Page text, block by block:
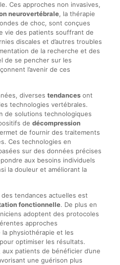
Ces approches non invasives,
neurovertébrale, la thérapie
de choc, sont conçues
vie des patients souffrant de
discales et d’autres troubles
de la recherche et des
de se pencher sur les
l’avenir de ces
diverses tendancesont
technologies vertébrales.
de solutions technologiques
de décompression
de fournir des traitements
Ces technologies en
sur des données précises
aux besoins individuels
la douleur et améliorant la
tendances actuelles est
fonctionnelle. De plus en
adoptent des protocoles
approches
physiothérapie et les
optimiser les résultats.
patients de bénéficier d’une
une guérison plus